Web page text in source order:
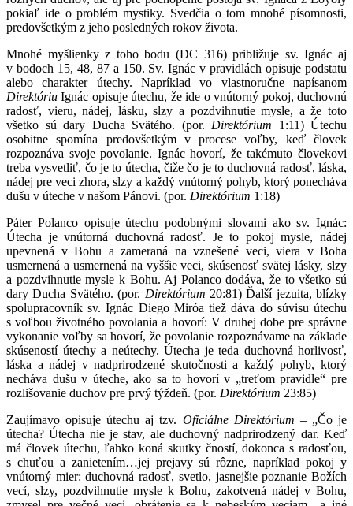
pokiaľ ide o problém mystiky. Svedčia o tom mnohé písomnosti,
predovšetkým z jeho posledných rokov života.
Mnohé myšlienky z toho bodu (DC 316) približuje sv. Ignác aj
v bodoch 15, 48, 87 a 150. Sv. Ignác v pravidlách opisuje podstatu
alebo charakter útechy. Napríklad vo vlastnoručne napísanom
Direktóriu Ignác opisuje útechu, že ide o vnútorný pokoj, duchovnú
radosť, vieru, nádej, lásku, slzy a pozdvihnutie mysle, a že toto
všetko sú dary Ducha Svätého. (por. Direktórium 1:11) Útechu
osobitne spomína predovšetkým v procese voľby, keď človek
rozpoznáva svoje povolanie. Ignác hovorí, že takémuto človekovi
treba vysvetliť, čo je to útecha, čiže čo je to duchovná radosť, láska,
nádej pre veci zhora, slzy a každý vnútorný pohyb, ktorý ponecháva
dušu v úteche v našom Pánovi. (por. Direktórium 1:18)
Páter Polanco opisuje útechu podobnými slovami ako sv. Ignác:
Útecha je vnútorná duchovná radosť. Je to pokoj mysle, nádej
upevnená v Bohu a zameraná na vznešené veci, viera v Boha
usmernená a usmernená na vyššie veci, skúsenosť svätej lásky, slzy
a pozdvihnutie mysle k Bohu. Aj Polanco dodáva, že to všetko sú
dary Ducha Svätého. (por. Direktórium 20:81) Ďalší jezuita, blízky
spolupracovník sv. Ignác Diego Miróa tiež dáva do súvisu útechu
s voľbou životného povolania a hovorí: V druhej dobe pre správne
vykonanie voľby sa hovorí, že povolanie rozpoznávame na základe
skúseností útechy a neútechy. Útecha je teda duchovná horlivosť,
láska a nádej v nadprirodzené skutočnosti a každý pohyb, ktorý
necháva dušu v úteche, ako sa to hovorí v „treťom pravidle“ pre
rozlišovanie duchov pre prvý týždeň. (por. Direktórium 23:85)
Zaujímavo opisuje útechu aj tzv. Oficiálne Direktórium – „Čo je
útecha? Útecha nie je stav, ale duchovný nadprirodzený dar. Keď
má človek útechu, ľahko koná skutky čností, dokonca s radosťou,
s chuťou a zanietením…jej prejavy sú rôzne, napríklad pokoj y
vnútorný mier: duchovná radosť, svetlo, jasnejšie poznanie Božích
vecí, slzy, pozdvihnutie mysle k Bohu, zakotvená nádej v Bohu,